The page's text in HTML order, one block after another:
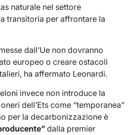
naturale nel settore
transitoria per affrontare la
dall’Ue non dovranno
europeo o creare ostacoli
ha affermato Leonardi.
invece non introduce la
dell’Ets come “temporanea”
per la decarbonizzazione è
dalla premier